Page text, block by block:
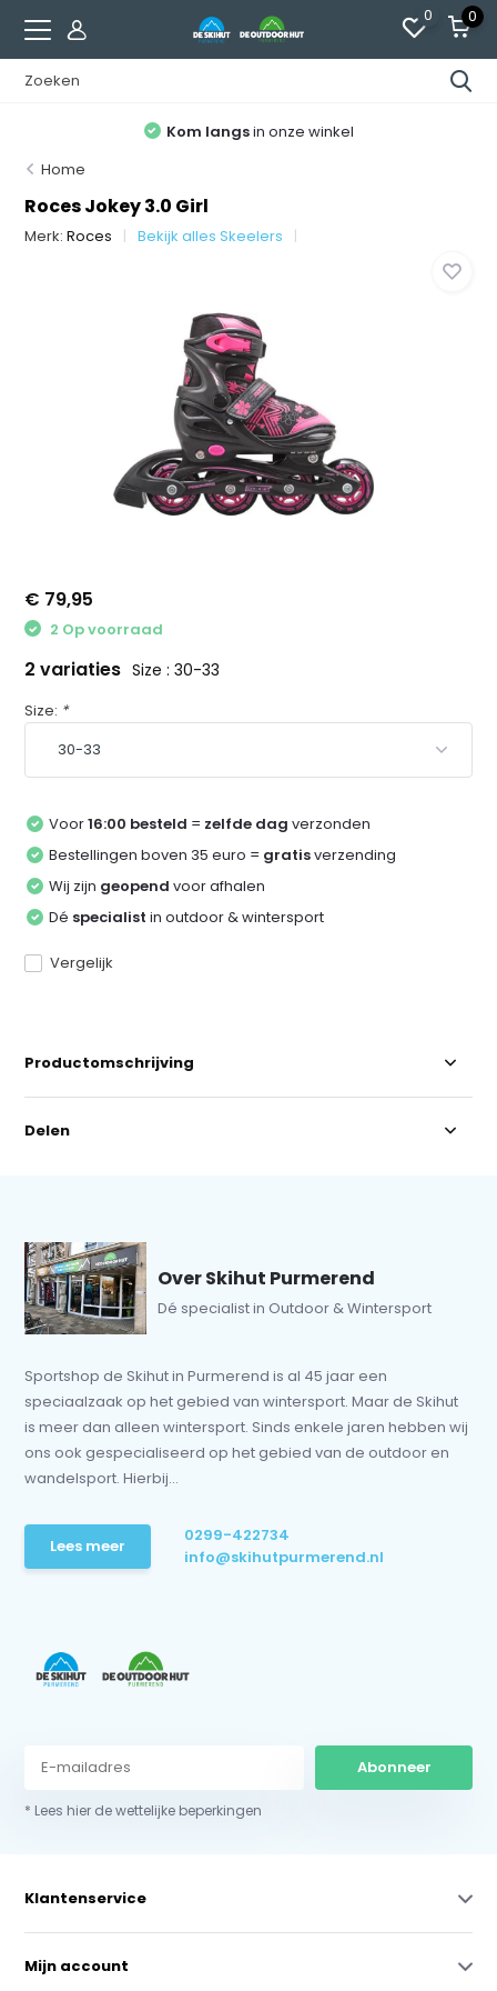
0 0
Kom langsin onze winkel
Home
Roces Jokey 3.0 Girl
Merk:Roces Bekijk alles Skeelers
€ 79,95
2 Op voorraad
2 variaties Size : 30-33
Size: *
Voor16:00 besteld = zelfde dag verzonden
Bestellingen boven 35 euro = gratisverzending
Wij zijn geopend voor afhalen
Dé specialist in outdoor & wintersport
Vergelijk
Productomschrijving
Delen
Over Skihut Purmerend
Dé specialist in Outdoor & Wintersport
Sportshop de Skihut in Purmerend is al 45 jaar een
speciaalzaak op het gebied van wintersport. Maar de Skihut
is meer dan alleen wintersport. Sinds enkele jaren hebben wij
ons ook gespecialiseerd op het gebied van de outdoor en
wandelsport. Hierbij...
Lees meer
0299-422734
info@skihutpurmerend.nl
Abonneer
* Lees hier de wettelijke beperkingen
Klantenservice
Mijn account